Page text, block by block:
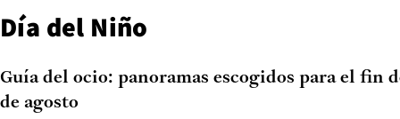
Día del Niño
Guía del ocio: panoramas escogidos para el fin
de agosto